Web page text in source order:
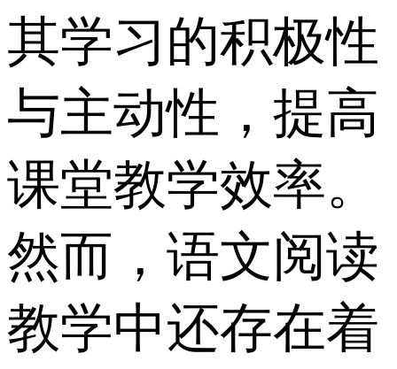
其学习的积极性
与主动性，提高
课堂教学效率。
然而，语文阅读
教学中还存在着